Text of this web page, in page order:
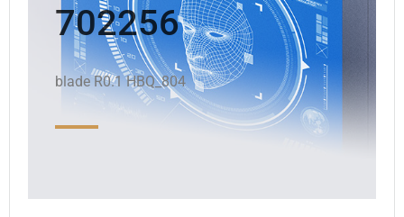
702256
blade R0.1 HBQ_804